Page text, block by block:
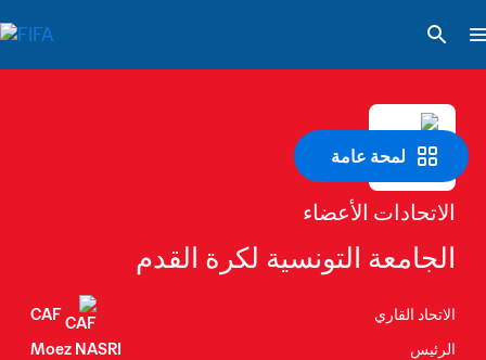
لمحة عامة
الاتحادات الأعضاء
الجامعة التونسية لكرة القدم
الاتحاد القاري
CAF
الرئيس
Moez NASRI